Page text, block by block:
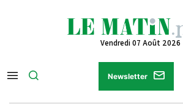
Vendredi 07 Août 2026
Newsletter